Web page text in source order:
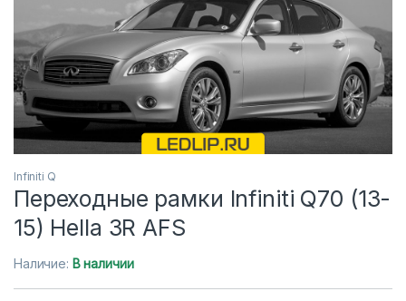
Infiniti Q
Переходные рамки Infiniti Q70 (13-
15) Hella 3R AFS
Наличие: В наличии